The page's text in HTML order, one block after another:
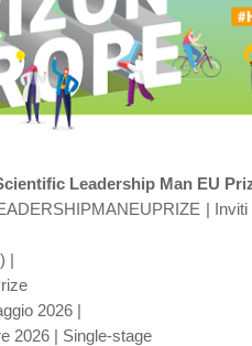
Leadership Man EU
|
2026 |
2026 | Single-stage